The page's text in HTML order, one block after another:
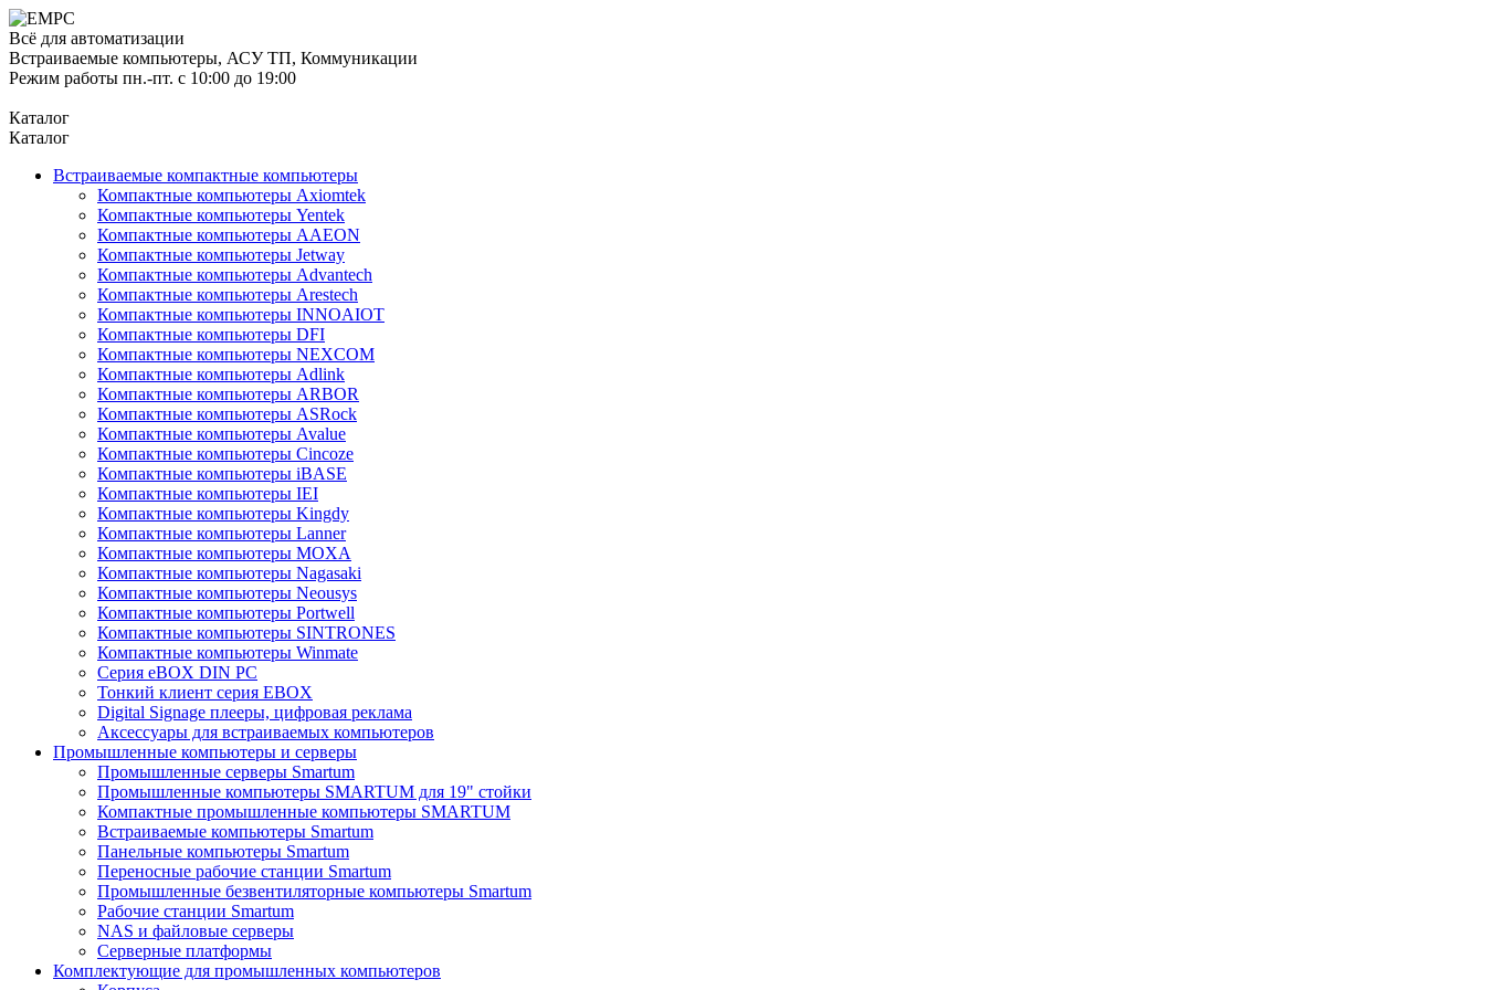
Всё для автоматизации
Встраиваемые компьютеры, АСУ ТП, Коммуникации
Режим работы пн.-пт. с 10:00 до 19:00
Каталог
Каталог
Встраиваемые компактные компьютеры
Компактные компьютеры Axiomtek
Компактные компьютеры Yentek
Компактные компьютеры AAEON
Компактные компьютеры Jetway
Компактные компьютеры Advantech
Компактные компьютеры Arestech
Компактные компьютеры INNOAIOT
Компактные компьютеры DFI
Компактные компьютеры NEXCOM
Компактные компьютеры Adlink
Компактные компьютеры ARBOR
Компактные компьютеры ASRock
Компактные компьютеры Avalue
Компактные компьютеры Cincoze
Компактные компьютеры iBASE
Компактные компьютеры IEI
Компактные компьютеры Kingdy
Компактные компьютеры Lanner
Компактные компьютеры MOXA
Компактные компьютеры Nagasaki
Компактные компьютеры Neousys
Компактные компьютеры Portwell
Компактные компьютеры SINTRONES
Компактные компьютеры Winmate
Серия eBOX DIN PC
Тонкий клиент серия EBOX
Digital Signage плееры, цифровая реклама
Аксессуары для встраиваемых компьютеров
Промышленные компьютеры и серверы
Промышленные серверы Smartum
Промышленные компьютеры SMARTUM для 19" стойки
Компактные промышленные компьютеры SMARTUM
Встраиваемые компьютеры Smartum
Панельные компьютеры Smartum
Переносные рабочие станции Smartum
Промышленные безвентиляторные компьютеры Smartum
Рабочие станции Smartum
NAS и файловые серверы
Серверные платформы
Комплектующие для промышленных компьютеров